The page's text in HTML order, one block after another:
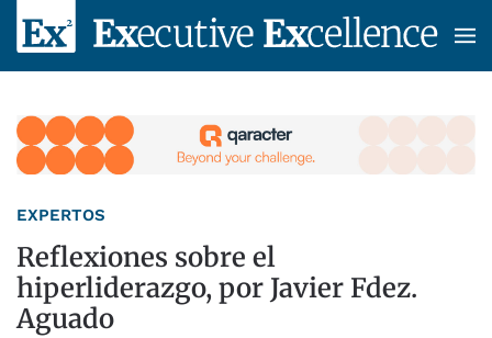
Skip to main content
EXPERTOS
Reflexiones sobre el
hiperliderazgo, por Javier Fdez.
Aguado